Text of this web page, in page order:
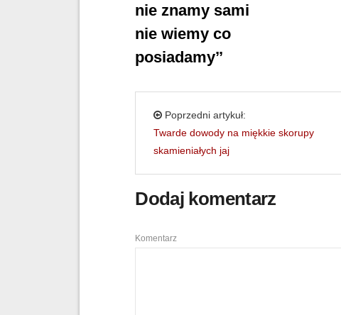
nie znamy sami
nie wiemy co
posiadamy’’
Poprzedni artykuł:
Twarde dowody na miękkie skorupy
skamieniałych jaj
Dodaj komentarz
Komentarz